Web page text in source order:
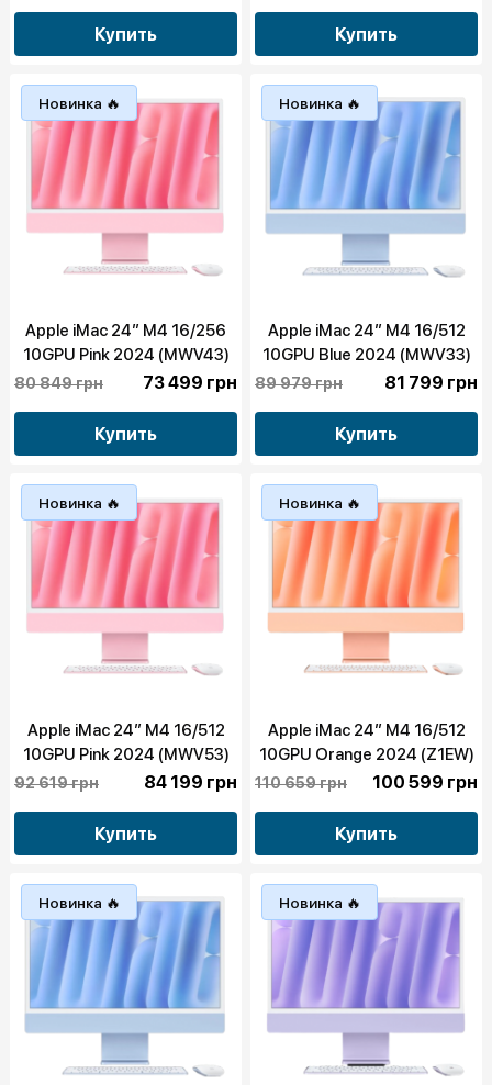
Купить Купить
Новинка 🔥
Apple iMac 24” M4 16/256
10GPU Pink 2024 (MWV43)
80 849 грн 73 499 грн
Купить
Новинка 🔥
Apple iMac 24” M4 16/512
10GPU Blue 2024 (MWV33)
89 979 грн 81 799 грн
Купить
Новинка 🔥
Apple iMac 24” M4 16/512
10GPU Pink 2024 (MWV53)
92 619 грн 84 199 грн
Купить
Новинка 🔥
Apple iMac 24” M4 16/512
10GPU Orange 2024 (Z1EW)
110 659 грн 100 599 грн
Купить
Новинка 🔥 Новинка 🔥